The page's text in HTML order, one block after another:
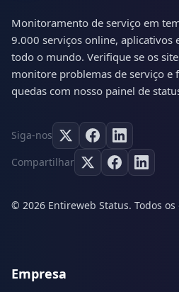
Monitoramento de serviço em
9.000 serviços online, aplicativos
todo o mundo. Verifique se os
monitore problemas de serviço e
quedas com nosso painel de
Siga-nos
Compartilhar
© 2026 Entireweb Status. Todos
Empresa